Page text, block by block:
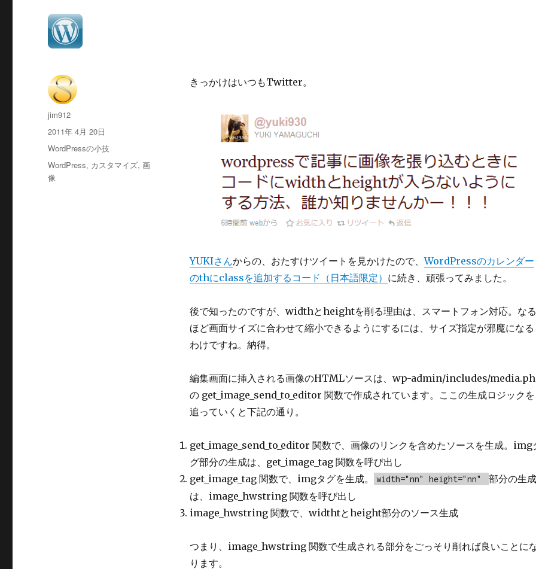
きっかけはいつもTwitter。
YUKIさんからの、おたすけツイートを見かけたので、WordPressのカレンダー
のthにclassを追加するコード（日本語限定） に続き、頑張ってみました。
後で知ったのですが、widthとheightを削る理由は、スマートフォン対応。なる
ほど画面サイズに合わせて縮小できるようにするには、サイズ指定が邪魔になる
わけですね。納得。
編集画面に挿入される画像のHTMLソースは、wp-admin/includes/
の get_image_send_to_editor 関数で作成されています。ここの生成ロジックを
追っていくと下記の通り。
get_image_send_to_editor 関数で、画像のリンクを含めたソースを生成。img
グ部分の生成は、get_image_tag 関数を呼び出し
get_image_tag 関数で、imgタグを生成。
width="nn" height="nn"
部分の生成
は、image_hwstring 関数を呼び出し
image_hwstring 関数で、widthtとheight部分のソース生成
つまり、image_hwstring 関数で生成される部分をごっそり削れば良いことに
ります。
投
稿
jim912
投
稿
2011年 4月 20日
カ
テ
ゴ
リ
WordPressの小技
タ
グ
WordPress, カスタマイズ,画
像